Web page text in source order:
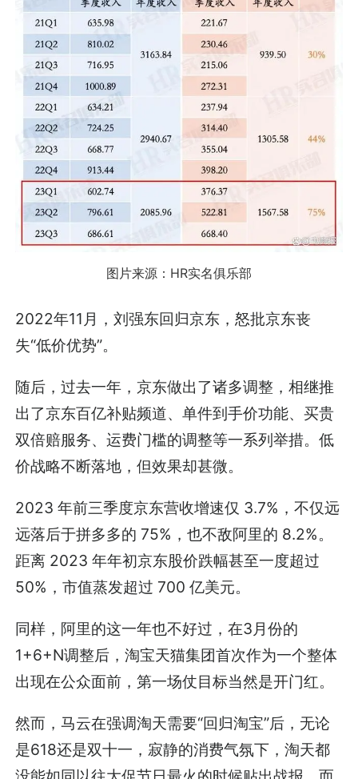
图片来源：HR实名俱乐部
2022年11月，刘强东回归京东，怒批京东丧
失“低价优势”。
随后，过去一年，京东做出了诸多调整，相继推
出了京东百亿补贴频道、单件到手价功能、买贵
双倍赔服务、运费门槛的调整等一系列举措。低
价战略不断落地，但效果却甚微。
2023 年前三季度京东营收增速仅 3.7%，不仅远
远落后于拼多多的 75%，也不敌阿里的 8.2%。
距离 2023 年年初京东股价跌幅甚至一度超过
50%，市值蒸发超过 700 亿美元。
同样，阿里的这一年也不好过，在3月份的
1+6+N调整后，淘宝天猫集团首次作为一个整体
出现在公众面前，第一场仗目标当然是开门红。
然而，马云在强调淘天需要“回归淘宝”后，无论
是618还是双十一，寂静的消费气氛下，淘天都